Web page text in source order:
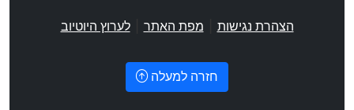
הצהרת נגישות מפת האתר |לערוץ היוטיוב
חזרה למעלה